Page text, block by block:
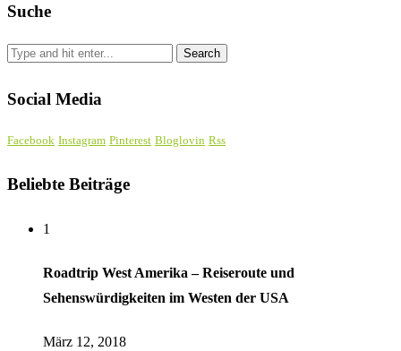
Suche
Social Media
Facebook Instagram Pinterest Bloglovin Rss
Beliebte Beiträge
1
Roadtrip West Amerika – Reiseroute und
Sehenswürdigkeiten im Westen der USA
März 12, 2018